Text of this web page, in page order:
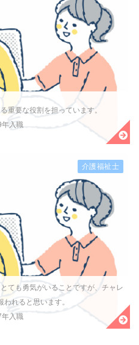
重要な役割を担っています。
入職
ても勇気がいることですが、チャレ
れると思います。
入職
介護福祉士